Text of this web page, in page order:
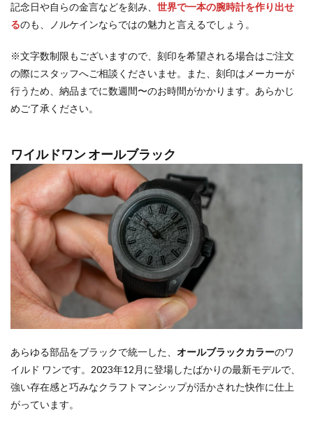
記念日や自らの金言などを刻み、 世界で一本の腕時計を作り出せ
るのも、ノルケインならではの魅力と言えるでしょう。
※文字数制限もございますので、刻印を希望される場合はご注文
の際にスタッフへご相談くださいませ。また、刻印はメーカーが
行うため、納品までに数週間〜のお時間がかかります。あらかじ
めご了承ください。
ワイルドワン オールブラック
あらゆる部品をブラックで統一した、 オールブラックカラーのワ
イルド ワンです。2023年12月に登場したばかりの最新モデルで、
強い存在感と巧みなクラフトマンシップが活かされた快作に仕上
がっています。